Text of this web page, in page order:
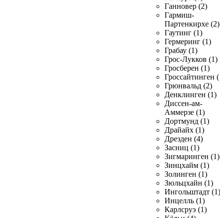
Ганновер (2)
Гармиш-
Партенкирхе (2)
Гаутинг (1)
Гермеринг (1)
Грабау (1)
Грос-Лукков (1)
Гросберен (1)
Гроссайтинген
Грюнвальд (2)
Денклинген (1)
Диссен-ам-
Аммерзе (1)
Дортмунд (1)
Драйайх (1)
Дрезден (4)
Засниц (1)
Зигмаринген (1)
Зинцхайм (1)
Золинген (1)
Зюльцхайн (1)
Ингольштадт (1)
Инцелль (1)
Карлсруэ (1)